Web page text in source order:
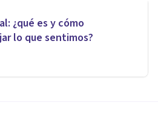
¿qué es y cómo
lo que sentimos?